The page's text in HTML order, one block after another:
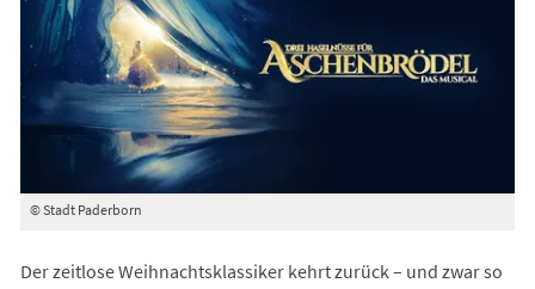
© Stadt Paderborn
Der zeitlose Weihnachtsklassiker kehrt zurück – und zwar so